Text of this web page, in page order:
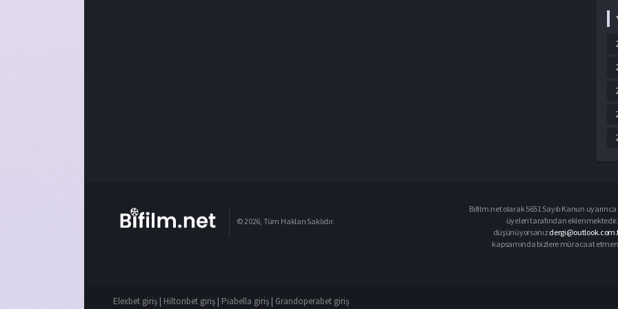
© 2026, Tüm Hakları Saklıdır.
Bifilm.net olarak 5651 Sayılı Kanun
üyeleri tarafından
düşünüyorsanız
kapsamında bizlere müracaat
Elexbet giriş | Hiltonbet giriş | Piabella giriş | Grandoperabet giriş